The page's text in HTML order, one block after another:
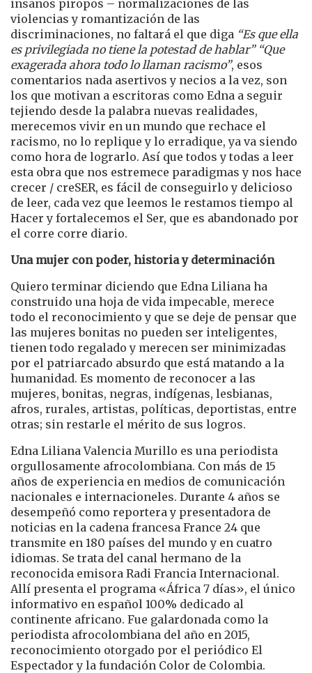
insanos piropos – normalizaciones de las
violencias y romantización de las
discriminaciones, no faltará el que diga “Es que ella
es privilegiada no tiene la potestad de hablar” “Que
exagerada ahora todo lo llaman racismo”, esos
comentarios nada asertivos y necios a la vez, son
los que motivan a escritoras como Edna a seguir
tejiendo desde la palabra nuevas realidades,
merecemos vivir en un mundo que rechace el
racismo, no lo replique y lo erradique, ya va siendo
como hora de lograrlo. Así que todos y todas a leer
esta obra que nos estremece paradigmas y nos hace
crecer / creSER, es fácil de conseguirlo y delicioso
de leer, cada vez que leemos le restamos tiempo al
Hacer y fortalecemos el Ser, que es abandonado por
el corre corre diario.
Una mujer con poder, historia y determinación
Quiero terminar diciendo que Edna Liliana ha
construido una hoja de vida impecable, merece
todo el reconocimiento y que se deje de pensar que
las mujeres bonitas no pueden ser inteligentes,
tienen todo regalado y merecen ser minimizadas
por el patriarcado absurdo que está matando a la
humanidad. Es momento de reconocer a las
mujeres, bonitas, negras, indígenas, lesbianas,
afros, rurales, artistas, políticas, deportistas, entre
otras; sin restarle el mérito de sus logros.
Edna Liliana Valencia Murillo es una periodista
orgullosamente afrocolombiana. Con más de 15
años de experiencia en medios de comunicación
nacionales e internacioneles. Durante 4 años se
desempeñó como reportera y presentadora de
noticias en la cadena francesa France 24 que
transmite en 180 países del mundo y en cuatro
idiomas. Se trata del canal hermano de la
reconocida emisora Radi Francia Internacional.
Allí presenta el programa «África 7 días», el único
informativo en español 100% dedicado al
continente africano. Fue galardonada como la
periodista afrocolombiana del año en 2015,
reconocimiento otorgado por el periódico El
Espectador y la fundación Color de Colombia.